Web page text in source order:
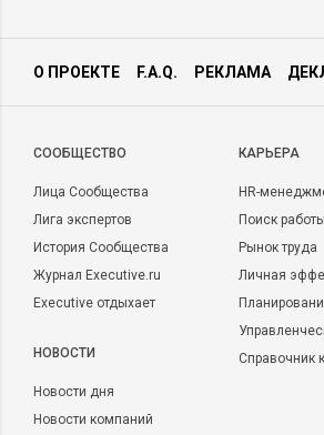
О ПРОЕКТЕ F.A.Q. РЕКЛАМА
CООБЩЕСТВО
Лица Сообщества
Лига экспертов
История Сообщества
Журнал Executive.ru
Executive отдыхает
НОВОСТИ
Новости дня
Новости компаний
КАРЬЕРА
HR-
Поиск работы
Рынок труда
Личная
Справочник